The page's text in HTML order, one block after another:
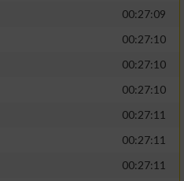
00:27:09
00:27:10
00:27:10
00:27:10
00:27:11
00:27:11
00:27:11